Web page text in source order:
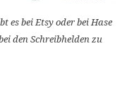
es bei Etsy oder bei Hase
den Schreibhelden zu